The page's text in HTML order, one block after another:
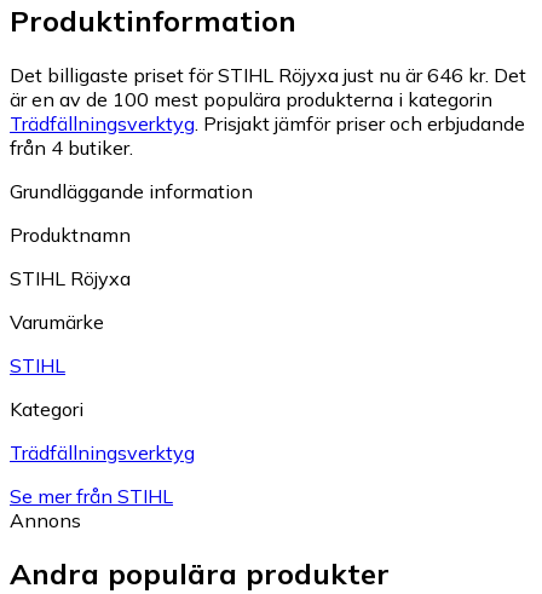
Produktinformation
Det billigaste priset för STIHL Röjyxa just nu är 646 kr. Det
är en av de 100 mest populära produkterna i kategorin
Trädfällningsverktyg Prisjakt jämför priser och erbjudande
från 4 butiker.
Grundläggande information
Produktnamn
STIHL Röjyxa
Varumärke
STIHL
Kategori
Trädfällningsverktyg
Se mer från STIHL
Annons
Andra populära produkter